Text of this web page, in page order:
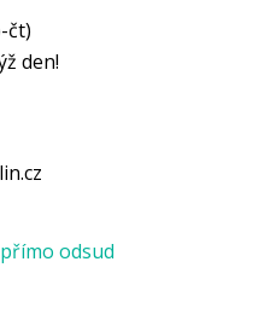
čt)
den!
odsud